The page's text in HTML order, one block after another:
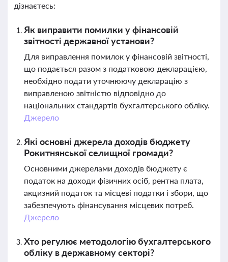
дізнаєтесь:
Як виправити помилки у фінансовій
звітності державної установи?
Для виправлення помилок у фінансовій звітності,
що подається разом з податковою декларацією,
необхідно подати уточнюючу декларацію з
виправленою звітністю відповідно до
національних стандартів бухгалтерського обліку.
Джерело
Які основні джерела доходів бюджету
Рокитнянської селищної громади?
Основними джерелами доходів бюджету є
податок на доходи фізичних осіб, рентна плата,
акцизний податок та місцеві податки і збори, що
забезпечують фінансування місцевих потреб.
Джерело
Хто регулює методологію бухгалтерського
обліку в державному секторі?